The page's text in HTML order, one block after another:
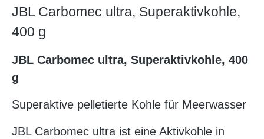
JBL Carbomec ultra, Superaktivkohle,
400 g
JBL Carbomec ultra, Superaktivkohle, 400
g
Superaktive pelletierte Kohle für Meerwasser
JBL Carbomec ultra ist eine Aktivkohle in